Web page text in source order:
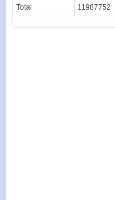
Total 11987752